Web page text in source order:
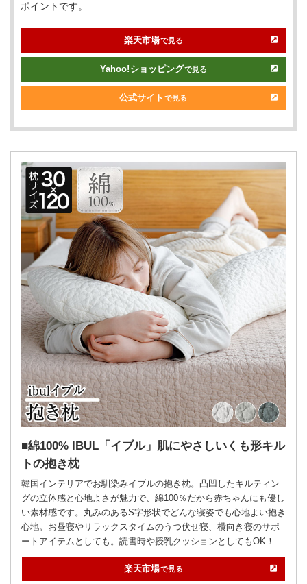
ポイントです。
楽天市場で見る
Yahoo! ショッピングで見る
公式サイト で見る
綿100% IBUL「イブル」肌にやさしいくも形キル
トの抱き枕
韓国インテリアでお馴染みイブルの抱き枕。凸凹したキルティン
グの立体感と心地よさが魅力で、綿100％だから赤ちゃんにも優し
い素材感です。丸みのあるS字形状でどんな寝姿でも心地よい抱き
心地。お昼寝やリラックスタイムのうつ伏せ寝、横向き寝のサポ
ートアイテムとしても。読書時や授乳クッションとしてもOK！
楽天市場で見る